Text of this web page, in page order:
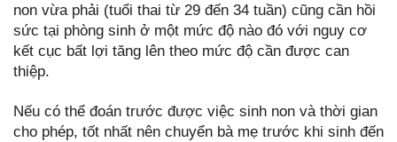
non vừa phải (tuổi thai từ 29 đến 34 tuần) cũng cần hồi
sức tại phòng sinh ở một mức độ nào đó với nguy cơ
kết cục bất lợi tăng lên theo mức độ cần được can
thiệp.
Nếu có thể đoán trước được việc sinh non và thời gian
cho phép, tốt nhất nên chuyển bà mẹ trước khi sinh đến